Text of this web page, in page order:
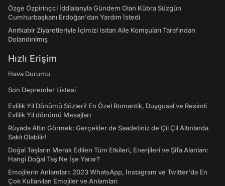
Özge Özpirinçci İddialarıyla Gündem Olan Kübra Süzgün
Cumhurbaşkanı Erdoğan'dan Yardım İstedi
Anıtkabir Ziyaretleriyle İçimizi Isıtan Aile Komşuları Tarafından
Dolandırılmış
Hızlı Erişim
Hava Durumu
Son Depremler Listesi
Evlilik Yıl Dönümü Sözleri! En Özel Romantik, Duygusal ve Resimli
Evlilik Yıl dönümü Mesajları
Rüyada Altın Görmek: Gerçekler de Saadetiniz de Çil Çil Altınlarda
Saklı Olabilir!
Doğal Taşların Merak Edilen Tüm Etkileri, Enerjileri ve Şifa Alanları:
Hangi Doğal Taş Ne İşe Yarar?
Emojilerin Anlamları: 2023 WhatsApp, Instagram ve Twitter'da En
Çok Kullanılan Emojiler ve Anlamları